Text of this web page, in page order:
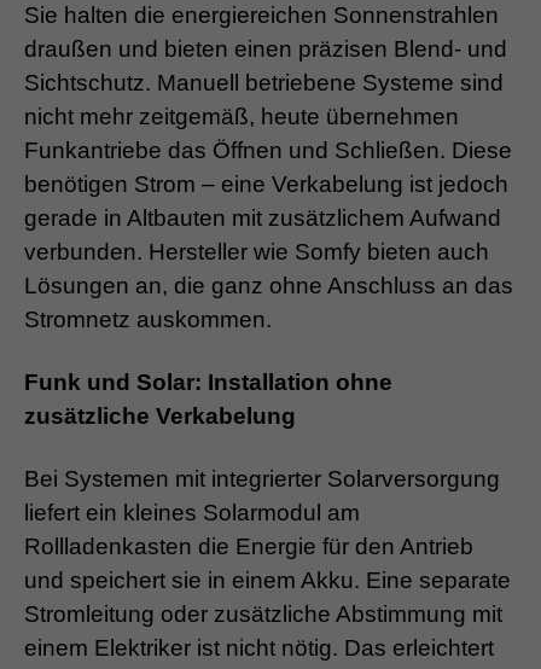
Sie halten die energiereichen Sonnenstrahlen
draußen und bieten einen präzisen Blend- und
Sichtschutz. Manuell betriebene Systeme sind
nicht mehr zeitgemäß, heute übernehmen
Funkantriebe das Öffnen und Schließen. Diese
benötigen Strom – eine Verkabelung ist jedoch
gerade in Altbauten mit zusätzlichem Aufwand
verbunden. Hersteller wie Somfy bieten auch
Lösungen an, die ganz ohne Anschluss an das
Stromnetz auskommen.
Funk und Solar: Installation ohne
zusätzliche Verkabelung
Bei Systemen mit integrierter Solarversorgung
liefert ein kleines Solarmodul am
Rollladenkasten die Energie für den Antrieb
und speichert sie in einem Akku. Eine separate
Stromleitung oder zusätzliche Abstimmung mit
einem Elektriker ist nicht nötig. Das erleichtert